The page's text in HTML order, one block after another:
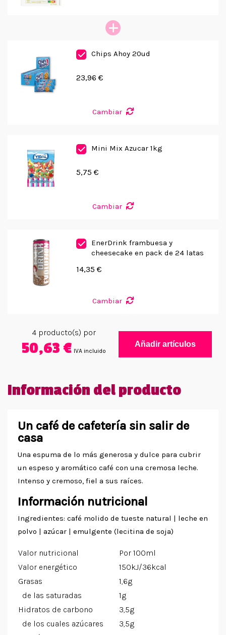
Chips Ahoy 20ud
23,96 €
Cambiar
Mini Mix Azucar 1kg
5,75 €
Cambiar
EnerDrink frambuesa y
cheesecake en pack de 24 latas
14,35 €
Cambiar
4producto(s) por
50,63 € IVA incluido
Añadir artículos
Información del producto
Un café de cafetería sin salir de
casa
Una espuma de lo más generosa y dulce para cubrir
un espeso y aromático café con una cremosa leche.
Intenso y cremoso, fiel a sus raíces.
Información nutricional
Ingredientes: café molido de tueste natural | leche en
polvo | azúcar | emulgente (lecitina de soja)
Valor nutricional
Por 100ml
Valor energético
150kJ/36kcal
Grasas
1,6g
de las saturadas
1g
Hidratos de carbono
3,5g
de los cuales azúcares
3,5g